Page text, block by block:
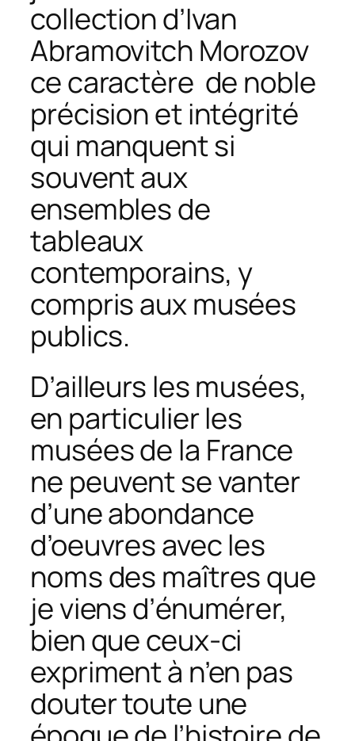
collection d’Ivan
Abramovitch Morozov
ce caractère de noble
précision et intégrité
qui manquent si
souvent aux
ensembles de
tableaux
contemporains, y
compris aux musées
publics.
D’ailleurs les musées,
en particulier les
musées de la France
ne peuvent se vanter
d’une abondance
d’oeuvres avec les
noms des maîtres que
je viens d’énumérer,
bien que ceux-ci
expriment à n’en pas
douter toute une